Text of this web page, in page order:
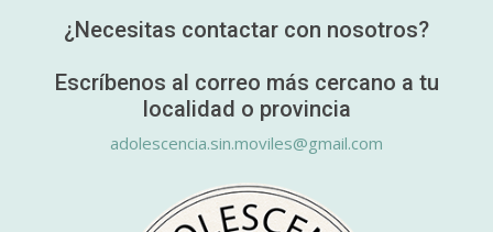
¿Necesitas contactar con nosotros?
Escríbenos al correo más cercano a tu
localidad o provincia
adolescencia.sin.moviles@gmail.com